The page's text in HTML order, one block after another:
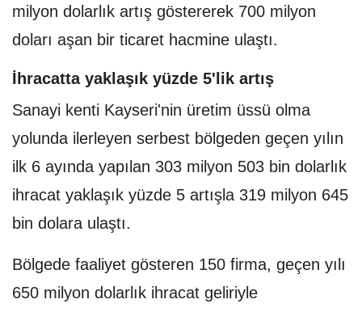
milyon dolarlık artış göstererek 700 milyon
doları aşan bir ticaret hacmine ulaştı.
İhracatta yaklaşık yüzde 5'lik artış
Sanayi kenti Kayseri'nin üretim üssü olma
yolunda ilerleyen serbest bölgeden geçen yılın
ilk 6 ayında yapılan 303 milyon 503 bin dolarlık
ihracat yaklaşık yüzde 5 artışla 319 milyon 645
bin dolara ulaştı.
Bölgede faaliyet gösteren 150 firma, geçen yılı
650 milyon dolarlık ihracat geliriyle